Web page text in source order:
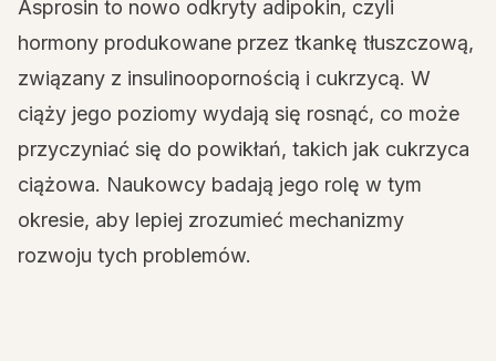
Asprosin to nowo odkryty adipokin, czyli
hormony produkowane przez tkankę tłuszczową,
związany z insulinoopornością i cukrzycą. W
ciąży jego poziomy wydają się rosnąć, co może
przyczyniać się do powikłań, takich jak cukrzyca
ciążowa. Naukowcy badają jego rolę w tym
okresie, aby lepiej zrozumieć mechanizmy
rozwoju tych problemów.